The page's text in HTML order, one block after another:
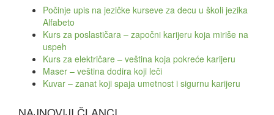
Počinje upis na jezičke kurseve za decu u školi jezika
Alfabeto
Kurs za poslastičara – započni karijeru koja miriše na
uspeh
Kurs za električare – veština koja pokreće karijeru
Maser – veština dodira koji leči
Kuvar – zanat koji spaja umetnost i sigurnu karijeru
NAJNOVIJI ČLANCI